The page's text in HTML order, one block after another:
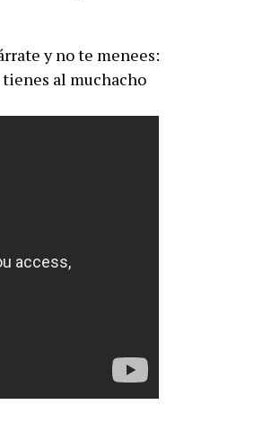
y no te menees:
tienes al muchacho